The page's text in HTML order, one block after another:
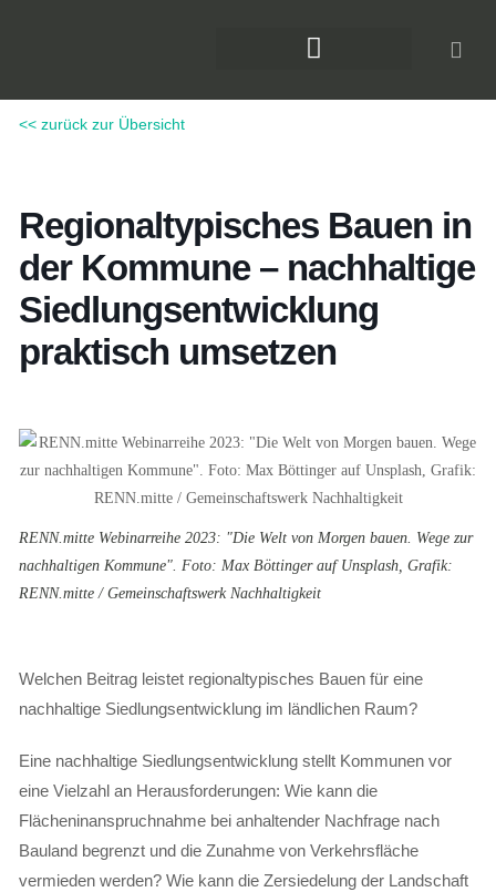
<< zurück zur Übersicht
Regionaltypisches Bauen in
der Kommune – nachhaltige
Siedlungsentwicklung
praktisch umsetzen
RENN.mitte Webinarreihe 2023: "Die Welt von Morgen bauen. Wege zur
nachhaltigen Kommune". Foto: Max Böttinger auf Unsplash, Grafik:
RENN.mitte / Gemeinschaftswerk Nachhaltigkeit
Welchen Beitrag leistet regionaltypisches Bauen für eine
nachhaltige Siedlungsentwicklung im ländlichen Raum?
Eine nachhaltige Siedlungsentwicklung stellt Kommunen vor
eine Vielzahl an Herausforderungen: Wie kann die
Flächeninanspruchnahme bei anhaltender Nachfrage nach
Bauland begrenzt und die Zunahme von Verkehrsfläche
vermieden werden? Wie kann die Zersiedelung der Landschaft